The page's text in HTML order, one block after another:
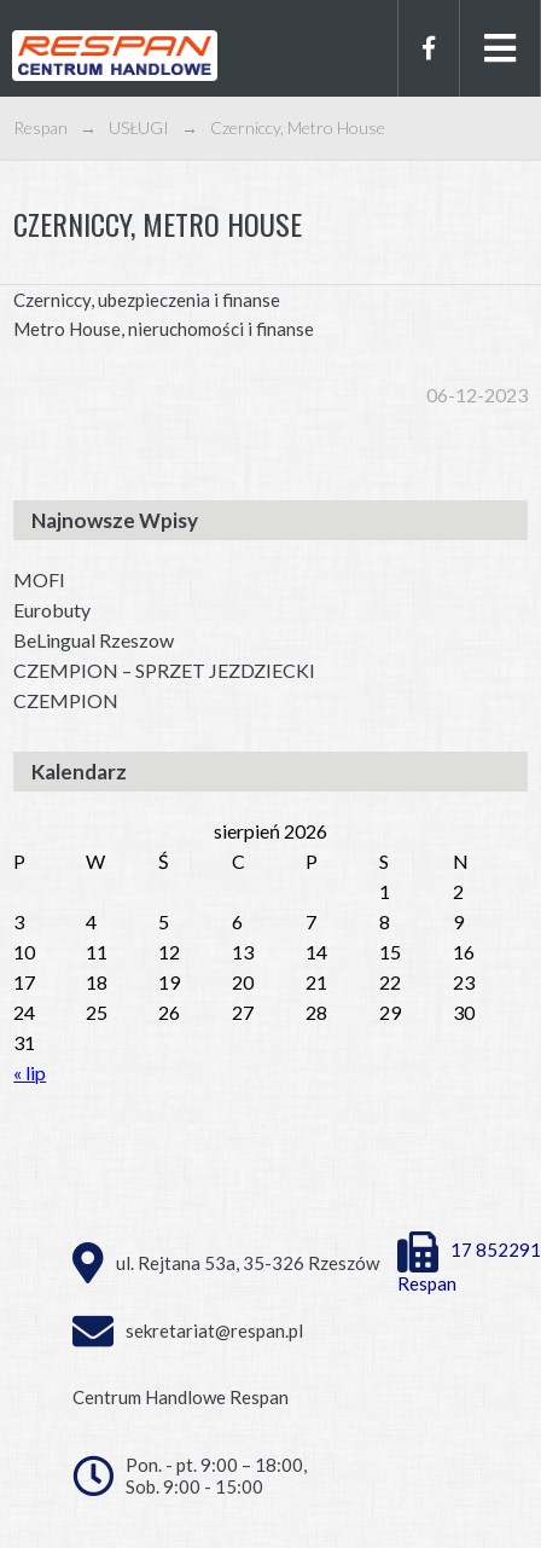
Respan → USŁUGI → Czerniccy, Metro House
CZERNICCY, METRO HOUSE
Czerniccy, ubezpieczenia i finanse
Metro House, nieruchomości i finanse
06-12-2023
Najnowsze Wpisy
MOFI
Eurobuty
BeLingual Rzeszow
CZEMPION – SPRZET JEZDZIECKI
CZEMPION
Kalendarz
sierpień 2026
P
W Ś C P S
N
1
2
3
4 5 6 7 8
9
10
11 12 13 14 15
16
17
18 19 20 21 22
23
24
25 26 27 28 29
30
31
« lip
ul. Rejtana 53a, 35-326 Rzeszów
17
Respan
sekretariat@respan.pl
Centrum Handlowe Respan
Pon. - pt. 9:00 – 18:00,
Sob. 9:00 - 15:00